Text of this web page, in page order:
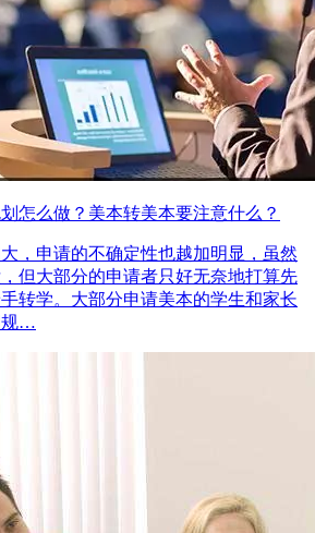
怎么做？美本转美本要注意什么？
，申请的不确定性也越加明显，虽然
但大部分的申请者只好无奈地打算先
转学。大部分申请美本的学生和家长
规…